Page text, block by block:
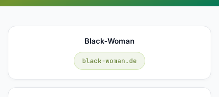
Black-Woman
black-woman.de